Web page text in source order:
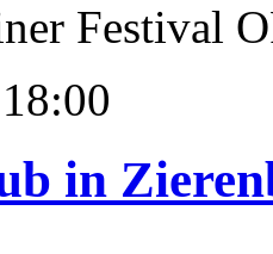
Festival
in